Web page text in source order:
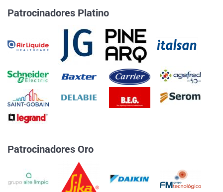
Patrocinadores Platino
Patrocinadores Oro